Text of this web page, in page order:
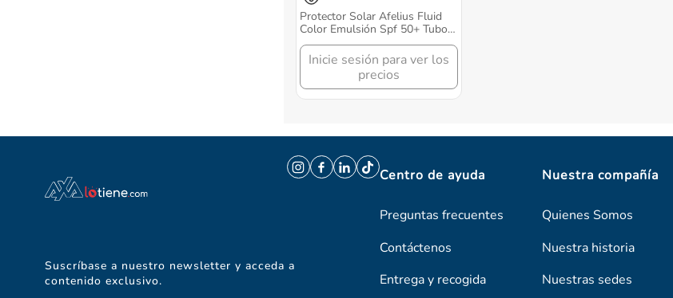
Protector Solar Afelius Fluid
Color Emulsión Spf 50+ Tubo
X 50 Gr
Inicie sesión para ver los
precios
Suscríbase a nuestro newsletter y acceda a
contenido exclusivo.
Centro de ayuda
Preguntas frecuentes
Contáctenos
Entrega y recogida
Nuestra compañía
Quienes Somos
Nuestra historia
Nuestras sedes